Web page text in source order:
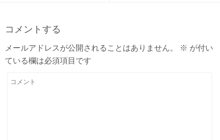
コメントする
メールアドレスが公開されることはありません。 ※ が付い
ている欄は必須項目です